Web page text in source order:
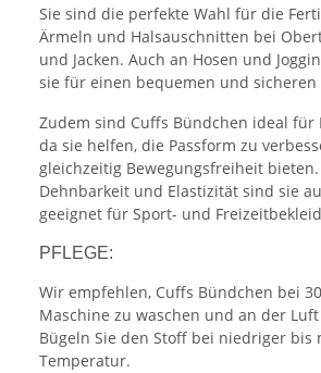
Sie sind die perfekte Wahl für die
Ärmeln und Halsauschnitten bei
und Jacken. Auch an Hosen und
sie für einen bequemen und sicheren
Zudem sind Cuffs Bündchen ideal für
da sie helfen, die Passform zu
gleichzeitig Bewegungsfreiheit
Dehnbarkeit und Elastizität sind sie
geeignet für Sport- und
PFLEGE:
Wir empfehlen, Cuffs Bündchen bei
Maschine zu waschen und an der
Bügeln Sie den Stoff bei niedriger bis
Temperatur.